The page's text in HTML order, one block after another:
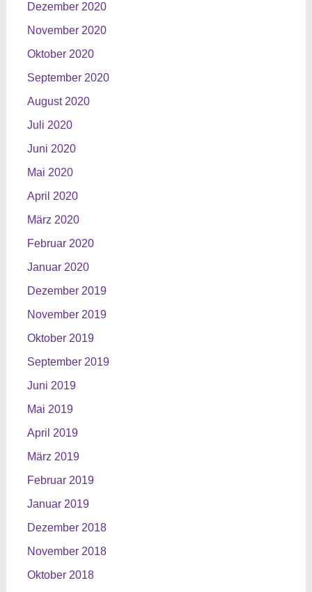
Dezember 2020
November 2020
Oktober 2020
September 2020
August 2020
Juli 2020
Juni 2020
Mai 2020
April 2020
März 2020
Februar 2020
Januar 2020
Dezember 2019
November 2019
Oktober 2019
September 2019
Juni 2019
Mai 2019
April 2019
März 2019
Februar 2019
Januar 2019
Dezember 2018
November 2018
Oktober 2018